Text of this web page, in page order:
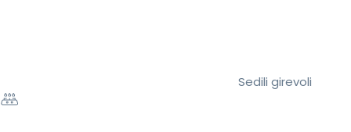
Sedili girevoli